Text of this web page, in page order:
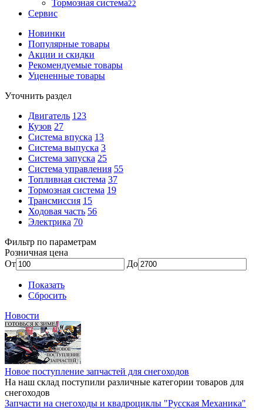
Тормозная система22
Сервис
Новинки
Популярные товары
Акции и скидки
Рекомендуемые товары
Уцененные товары
Уточнить раздел
Двигатель 123
Кузов 27
Система впуска 13
Система выпуска 3
Система запуска 25
Система управления 55
Топливная система 37
Тормозная система 19
Трансмиссия 15
Ходовая часть 56
Электрика 70
Фильтр по параметрам
Розничная цена
От
До
Показать
Сбросить
Новости
Новое поступление запчастей для снегоходов
На наш склад поступили различные категории товаров для
снегоходов
Запчасти на снегоходы и квадроциклы "Русская Механика"